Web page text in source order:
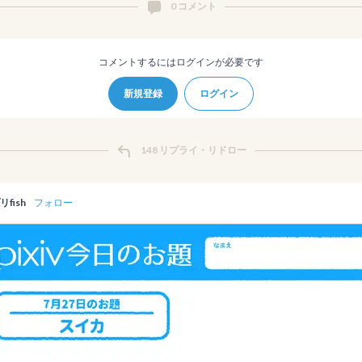
0 コメント
コメントするにはログインが必要です
新規登録 ログイン
148 リプライ・リドロー
fish フォロー